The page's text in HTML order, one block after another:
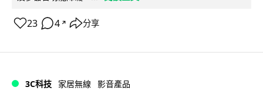
23 4 ↗ 分享
3C科技 家居無線 影音產品